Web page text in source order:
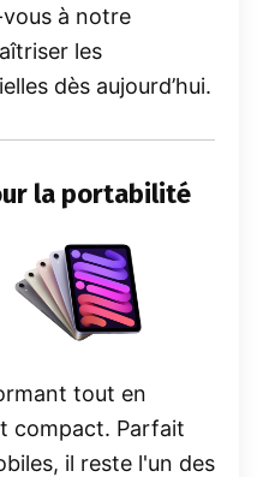
à notre
les
dès aujourd’hui.
la portabilité
tout en
compact. Parfait
il reste l'un des